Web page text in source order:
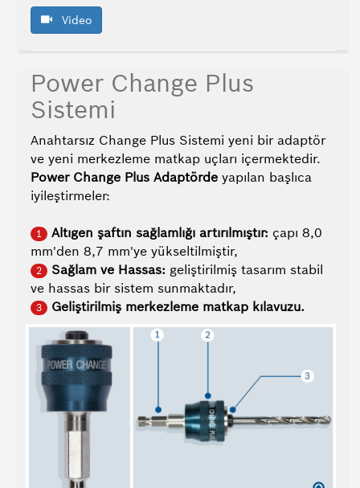
Video
Power Change Plus
Sistemi
Anahtarsız Change Plus Sistemi yeni bir adaptör
ve yeni merkezleme matkap uçları içermektedir.
Power Change Plus Adaptörde yapılan başlıca
iyileştirmeler:
1 Altıgen şaftın sağlamlığı artırılmıştır: çapı 8,0
mm'den 8,7 mm'ye yükseltilmiştir,
2 Sağlam ve Hassas: geliştirilmiş tasarım stabil
ve hassas bir sistem sunmaktadır,
3 Geliştirilmiş merkezleme matkap kılavuzu.